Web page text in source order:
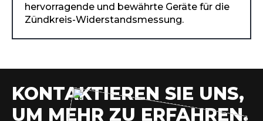
hervorragende und bewährte Geräte für die
Zündkreis-Widerstandsmessung.
KONTAKTIEREN SIE UNS,
UM MEHR ZU ERFAHREN.